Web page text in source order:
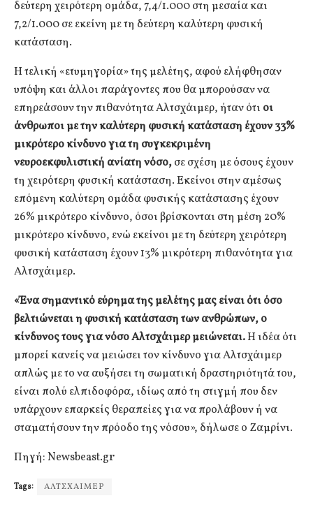
δεύτερη χειρότερη ομάδα, 7,4/1.000 στη μεσαία και
7,2/1.000 σε εκείνη με τη δεύτερη καλύτερη φυσική
κατάσταση.
Η τελική «ετυμηγορία» της μελέτης, αφού ελήφθησαν
υπόψη και άλλοι παράγοντες που θα μπορούσαν να
επηρεάσουν την πιθανότητα Αλτσχάιμερ, ήταν ότι οι
άνθρωποι με την καλύτερη φυσική κατάσταση έχουν 33%
μικρότερο κίνδυνο για τη συγκεκριμένη
νευροεκφυλιστική ανίατη νόσο,σε σχέση με όσους έχουν
τη χειρότερη φυσική κατάσταση. Εκείνοι στην αμέσως
επόμενη καλύτερη ομάδα φυσικής κατάστασης έχουν
26% μικρότερο κίνδυνο, όσοι βρίσκονται στη μέση 20%
μικρότερο κίνδυνο, ενώ εκείνοι με τη δεύτερη χειρότερη
φυσική κατάσταση έχουν 13% μικρότερη πιθανότητα για
Αλτσχάιμερ.
«Ένα σημαντικό εύρημα της μελέτης μας είναι ότι όσο
βελτιώνεται η φυσική κατάσταση των ανθρώπων, ο
κίνδυνος τους για νόσο Αλτσχάιμερ μειώνεται.Η ιδέα ότι
μπορεί κανείς να μειώσει τον κίνδυνο για Αλτσχάιμερ
απλώς με το να αυξήσει τη σωματική δραστηριότητά του,
είναι πολύ ελπιδοφόρα, ιδίως από τη στιγμή που δεν
υπάρχουν επαρκείς θεραπείες για να προλάβουν ή να
σταματήσουν την πρόοδο της νόσου», δήλωσε ο Ζαμρίνι.
Πηγή: Newsbeast.gr
Tags: ΑΛΤΣΧΑΙΜΕΡ